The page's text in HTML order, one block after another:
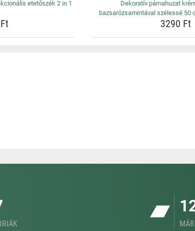
etetőszék 2 in 1
Dekoratív párnahuzat
bazsarózsamintával szélessé 50
3290 Ft